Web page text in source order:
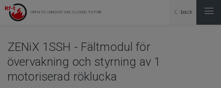
OPEN TO INNOVATION, CLOSED TO FIRE back
ZENiX 1SSH - Fältmodul för
övervakning och styrning av 1
motoriserad röklucka